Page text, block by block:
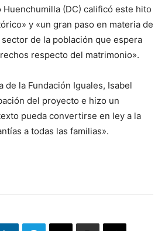
Huenchumilla (DC) calificó este hito
y «un gran paso en materia de
de la población que espera
respecto del matrimonio».
de la Fundación Iguales, Isabel
del proyecto e hizo un
pueda convertirse en ley a la
a todas las familias».